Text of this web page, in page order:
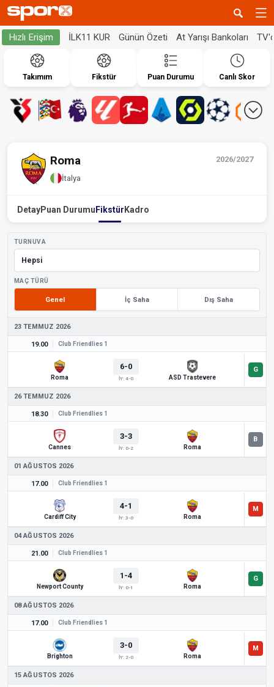
Hızlı Erişim İLK11 KUR Günün Özeti At Yarışı Bankoları
Takımım Fikstür Puan Durumu Canlı Skor
2026/2027
Roma
İtalya
DetayPuan Durumu Fikstür Kadro
TURNUVA
MAÇ TÜRÜ
Genel İç Saha Dış Saha
23 TEMMUZ 2026
19.00 Club Friendlies 1
Roma
6-0
İY: 4-0 ASD Trastevere
26 TEMMUZ 2026
18.30 Club Friendlies 1
Cannes
3-3
İY: 0-2 Roma
01 AĞUSTOS 2026
17.00 Club Friendlies 1
Cardiff City
4-1
İY: 3-0 Roma
04 AĞUSTOS 2026
21.00 Club Friendlies 1
Newport County
1-4
İY: 0-1 Roma
08 AĞUSTOS 2026
17.00 Club Friendlies 1
Brighton
3-0
İY: 2-0 Roma
15 AĞUSTOS 2026